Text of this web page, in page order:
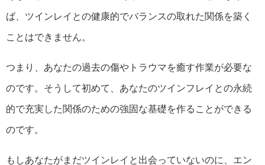
ば、ツインレイとの健康的でバランスの取れた関係を築く
ことはできません。
つまり、あなたの過去の傷やトラウマを癒す作業が必要な
のです。そうして初めて、あなたのツインフレイとの永続
的で充実した関係のための強固な基礎を作ることができる
のです。
もしあなたがまだツインレイと出会っていないのに、エン